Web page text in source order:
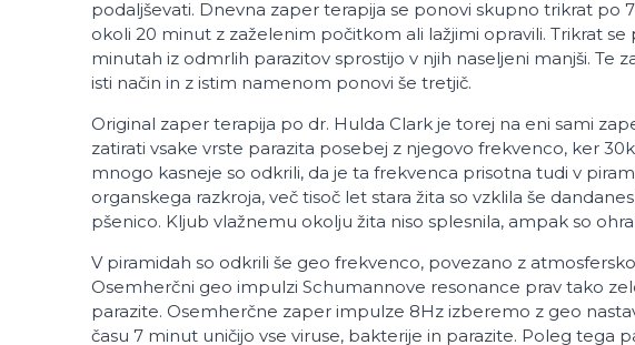
podaljševati. Dnevna zaper terapija se ponovi skupno trikrat po
okoli 20 minut z zaželenim počitkom ali lažjimi opravili. Trikrat
minutah iz odmrlih parazitov sprostijo v njih naseljeni manjši. Te
isti način in z istim namenom ponovi še tretjič.
Original zaper terapija po dr. Hulda Clark je torej na eni sami
zatirati vsake vrste parazita posebej z njegovo frekvenco, ker
mnogo kasneje so odkrili, da je ta frekvenca prisotna tudi v
organskega razkroja, več tisoč let stara žita so vzklila še
pšenico. Kljub vlažnemu okolju žita niso splesnila, ampak so
V piramidah so odkrili še geo frekvenco, povezano z
Osemherčni geo impulzi Schumannove resonance prav tako
parazite. Osemherčne zaper impulze 8Hz izberemo z geo
času 7 minut uničijo vse viruse, bakterije in parazite. Poleg tega